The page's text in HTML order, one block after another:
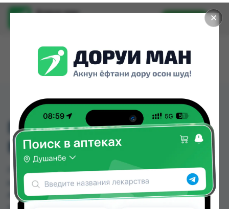
✕
Доруи ман
Установить
ГИДРОКОРТИЗОН
МАЗЬ 1% 10Г ТУБА
ГИДРОКОРТИЗОН МАЗЬ 1% 10Г ТУБА можно
купить или заказать в аптеках, Абубакри Карим,
Авиценна, АЗИЗ ВАКО , Алишер-К, Амирӣ, Аптека